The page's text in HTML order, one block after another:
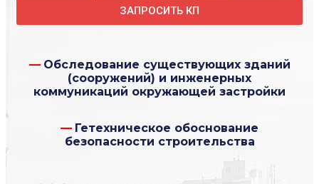
ЗАПРОСИТЬ КП
— Обследование существующих зданий
(сооружений) и инженерных
коммуникаций окружающей застройки
— Гетехническое обоснование
безопасности строительства